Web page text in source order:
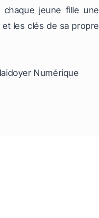
jeune fille une
les clés de sa propre
Numérique